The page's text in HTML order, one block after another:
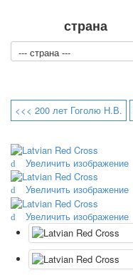
страна
<<< 200 лет Гоголю Н.В.
Увеличить изображение
Увеличить изображение
Увеличить изображение